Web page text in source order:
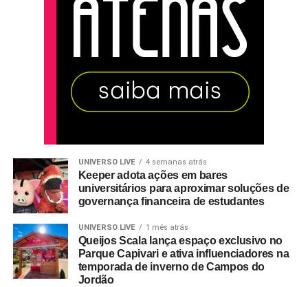
UNIVERSO LIVE 4 semanas atrás
Keeper adota ações em bares
universitários para aproximar soluções de
governança financeira de estudantes
UNIVERSO LIVE 1 mês atrás
Queijos Scala lança espaço exclusivo no
Parque Capivari e ativa influenciadores na
temporada de inverno de Campos do
Jordão